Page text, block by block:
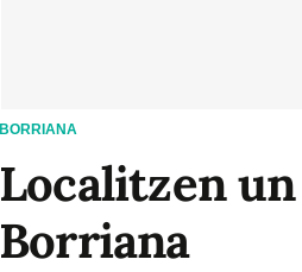
BORRIANA
Localitzen
Borriana